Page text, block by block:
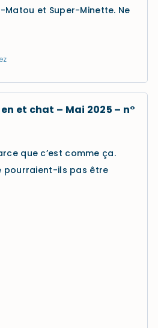
Matou et Super-Minette. Ne
et chat – Mai 2025 – n°
que c’est comme ça.
pourraient-ils pas être